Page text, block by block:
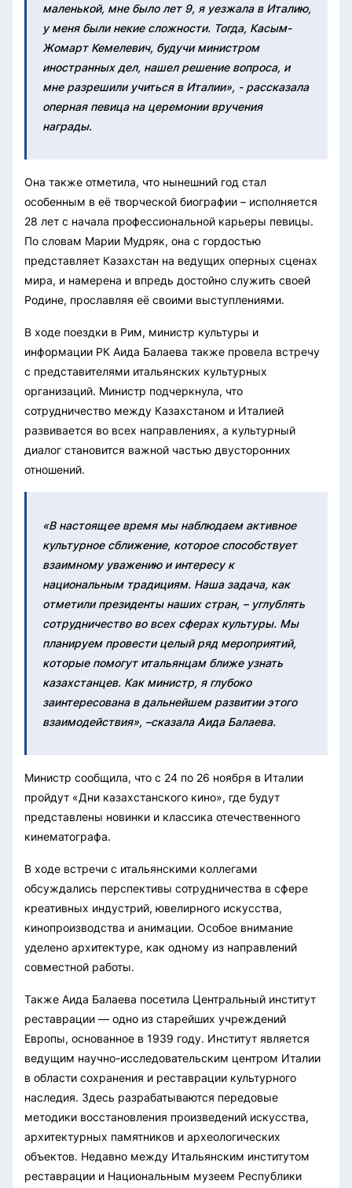
маленькой, мне было лет 9, я уезжала в Италию,
у меня были некие сложности. Тогда, Касым-
Жомарт Кемелевич, будучи министром
иностранных дел, нашел решение вопроса, и
мне разрешили учиться в Италии», - рассказала
оперная певица на церемонии вручения
награды.
Она также отметила, что нынешний год стал
особенным в её творческой биографии – исполняется
28 лет с начала профессиональной карьеры певицы.
По словам Марии Мудряк, она с гордостью
представляет Казахстан на ведущих оперных сценах
мира, и намерена и впредь достойно служить своей
Родине, прославляя её своими выступлениями.
В ходе поездки в Рим, министр культуры и
информации РК Аида Балаева также провела встречу
с представителями итальянских культурных
организаций. Министр подчеркнула, что
сотрудничество между Казахстаном и Италией
развивается во всех направлениях, а культурный
диалог становится важной частью двусторонних
отношений.
«В настоящее время мы наблюдаем активное
культурное сближение, которое способствует
взаимному уважению и интересу к
национальным традициям. Наша задача, как
отметили президенты наших стран, – углублять
сотрудничество во всех сферах культуры. Мы
планируем провести целый ряд мероприятий,
которые помогут итальянцам ближе узнать
казахстанцев. Как министр, я глубоко
заинтересована в дальнейшем развитии этого
взаимодействия», –сказала Аида Балаева.
Министр сообщила, что с 24 по 26 ноября в Италии
пройдут «Дни казахстанского кино», где будут
представлены новинки и классика отечественного
кинематографа.
В ходе встречи с итальянскими коллегами
обсуждались перспективы сотрудничества в сфере
креативных индустрий, ювелирного искусства,
кинопроизводства и анимации. Особое внимание
уделено архитектуре, как одному из направлений
совместной работы.
Также Аида Балаева посетила Центральный институт
реставрации — одно из старейших учреждений
Европы, основанное в 1939 году. Институт является
ведущим научно-исследовательским центром Италии
в области сохранения и реставрации культурного
наследия. Здесь разрабатываются передовые
методики восстановления произведений искусства,
архитектурных памятников и археологических
объектов. Недавно между Итальянским институтом
реставрации и Национальным музеем Республики